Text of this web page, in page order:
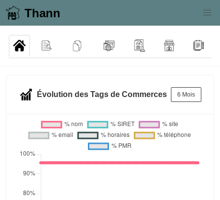
Thann
Évolution des Tags de Commerces 6 Mois